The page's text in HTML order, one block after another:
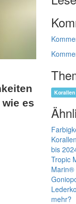
es
Korallen
bis
Tropic
Marin®
mehr?